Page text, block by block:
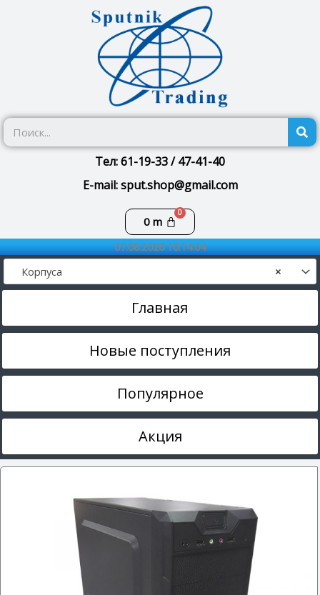
Тел: 61-19-33 / 47-41-40
E-mail: sput.shop@gmail.com
0m
Корзина
07.08.2026 10:14:04
×
Корпуса
Главная
Новые поступления
Популярное
Акция